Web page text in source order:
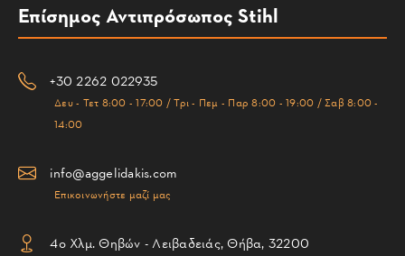
Επίσημος Αντιπρόσωπος Stihl
+30 2262 022935
Δευ - Τετ 8:00 - 17:00 / Τρι - Πεμ - Παρ 8:00 - 19:00 / Σαβ 8:00 -
14:00
info@aggelidakis.com
Επικοινωνήστε μαζί μας
4ο Χλμ. Θηβών - Λειβαδειάς, Θήβα, 32200